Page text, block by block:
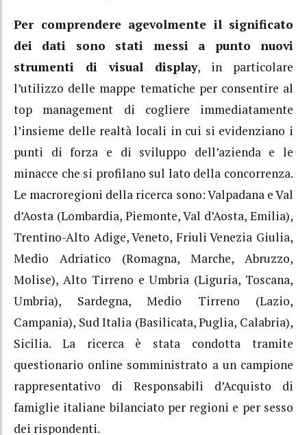
Per comprendere agevolmente il significato
dei dati sono stati messi a punto nuovi
strumenti di visual display, in particolare
l’utilizzo delle mappe tematiche per consentire al
top management di cogliere immediatamente
l’insieme delle realtà locali in cui si evidenziano i
punti di forza e di sviluppo dell’azienda e le
minacce che si profilano sul lato della concorrenza.
Le macroregioni della ricerca sono: Valpadana e Val
d’Aosta (Lombardia, Piemonte, Val d’Aosta, Emilia),
Trentino-Alto Adige, Veneto, Friuli Venezia Giulia,
Medio Adriatico (Romagna, Marche, Abruzzo,
Molise), Alto Tirreno e Umbria (Liguria, Toscana,
Umbria), Sardegna, Medio Tirreno (Lazio,
Campania), Sud Italia (Basilicata, Puglia, Calabria),
Sicilia. La ricerca è stata condotta tramite
questionario online somministrato a un campione
rappresentativo di Responsabili d’Acquisto di
famiglie italiane bilanciato per regioni e per sesso
dei rispondenti.